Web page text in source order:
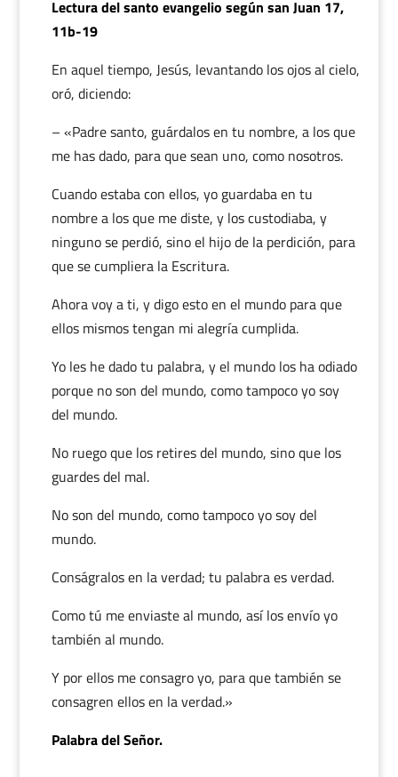
Lectura del santo evangelio según san Juan 17,
11b-19
En aquel tiempo, Jesús, levantando los ojos al cielo,
oró, diciendo:
– «Padre santo, guárdalos en tu nombre, a los que
me has dado, para que sean uno, como nosotros.
Cuando estaba con ellos, yo guardaba en tu
nombre a los que me diste, y los custodiaba, y
ninguno se perdió, sino el hijo de la perdición, para
que se cumpliera la Escritura.
Ahora voy a ti, y digo esto en el mundo para que
ellos mismos tengan mi alegría cumplida.
Yo les he dado tu palabra, y el mundo los ha odiado
porque no son del mundo, como tampoco yo soy
del mundo.
No ruego que los retires del mundo, sino que los
guardes del mal.
No son del mundo, como tampoco yo soy del
mundo.
Conságralos en la verdad; tu palabra es verdad.
Como tú me enviaste al mundo, así los envío yo
también al mundo.
Y por ellos me consagro yo, para que también se
consagren ellos en la verdad.»
Palabra del Señor.